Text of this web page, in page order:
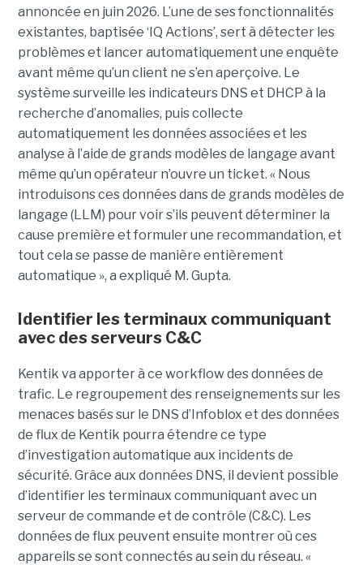
annoncée en juin 2026. L’une de ses fonctionnalités
existantes, baptisée ‘IQ Actions’, sert à détecter les
problèmes et lancer automatiquement une enquête
avant même qu’un client ne s’en aperçoive. Le
système surveille les indicateurs DNS et DHCP à la
recherche d’anomalies, puis collecte
automatiquement les données associées et les
analyse à l’aide de grands modèles de langage avant
même qu’un opérateur n’ouvre un ticket. « Nous
introduisons ces données dans de grands modèles de
langage (LLM) pour voir s’ils peuvent déterminer la
cause première et formuler une recommandation, et
tout cela se passe de manière entièrement
automatique », a expliqué M. Gupta.
Identifier les terminaux communiquant
avec des serveurs C&C
Kentik va apporter à ce workflow des données de
trafic. Le regroupement des renseignements sur les
menaces basés sur le DNS d’Infoblox et des données
de flux de Kentik pourra étendre ce type
d’investigation automatique aux incidents de
sécurité. Grâce aux données DNS, il devient possible
d’identifier les terminaux communiquant avec un
serveur de commande et de contrôle (C&C). Les
données de flux peuvent ensuite montrer où ces
appareils se sont connectés au sein du réseau. «